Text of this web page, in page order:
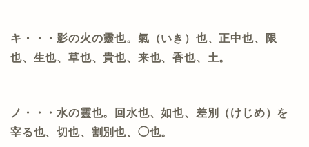
キ・・・影の火の靈也。氣（いき）也、正中也、限
也、生也、草也、貴也、来也、香也、土。
ノ・・・水の靈也。回水也、如也、差別（けじめ）を
宰る也、切也、割別也、◯也。